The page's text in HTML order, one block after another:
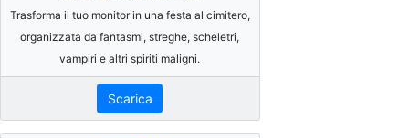
Trasforma il tuo monitor in una festa al cimitero,
organizzata da fantasmi, streghe, scheletri,
vampiri e altri spiriti maligni.
Scarica